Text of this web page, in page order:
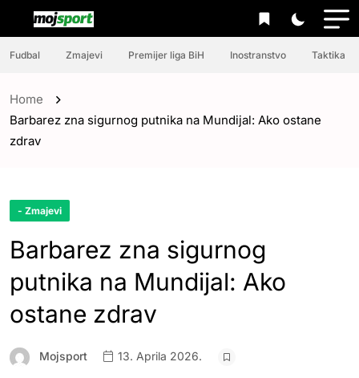
Fudbal Zmajevi Premijer liga BiH Inostranstvo Taktika
Home
Barbarez zna sigurnog putnika na Mundijal: Ako ostane
zdrav
- Zmajevi
Barbarez zna sigurnog
putnika na Mundijal: Ako
ostane zdrav
Mojsport 13. Aprila 2026.